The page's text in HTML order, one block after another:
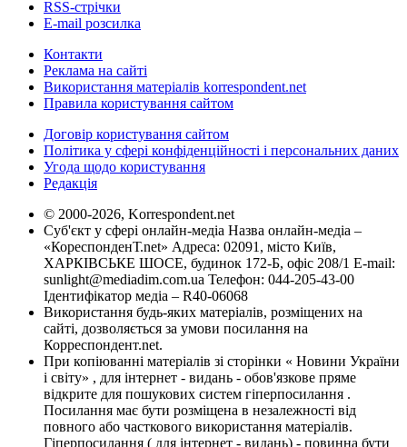
RSS-стрічки
E-mail розсилка
Контакти
Реклама на сайті
Використання матеріалів korrespondent.net
Правила користування сайтом
Договір користування сайтом
Політика у сфері конфіденційності і персональних даних
Угода щодо користування
Редакція
© 2000-2026, Korrespondent.net
Суб'єкт у сфері онлайн-медіа Назва онлайн-медіа –
«КореспонденТ.net» Адреса: 02091, місто Київ,
ХАРКІВСЬКЕ ШОСЕ, будинок 172-Б, офіс 208/1 E-mail:
sunlight@mediadim.com.ua Телефон: 044-205-43-00
Ідентифікатор медіа – R40-06068
Використання будь-яких матеріалів, розміщених на
сайті, дозволяється за умови посилання на
Корреспондент.net.
При копіюванні матеріалів зі сторінки « Новини України
і світу» , для інтернет - видань - обов'язкове пряме
відкрите для пошукових систем гіперпосилання .
Посилання має бути розміщена в незалежності від
повного або часткового використання матеріалів.
Гіперпосилання ( для інтернет - видань) - повинна бути